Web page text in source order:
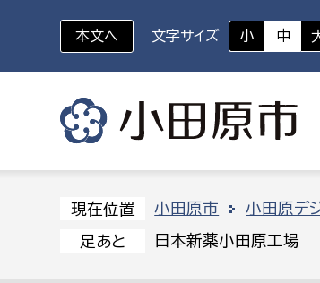
いざというときに
対象者を選択
組織から探す
部に属さない室
本文へ 文字サイズ 小 中
現在位置 小田原市 小田原デ
足あと 日本新薬小田原工場